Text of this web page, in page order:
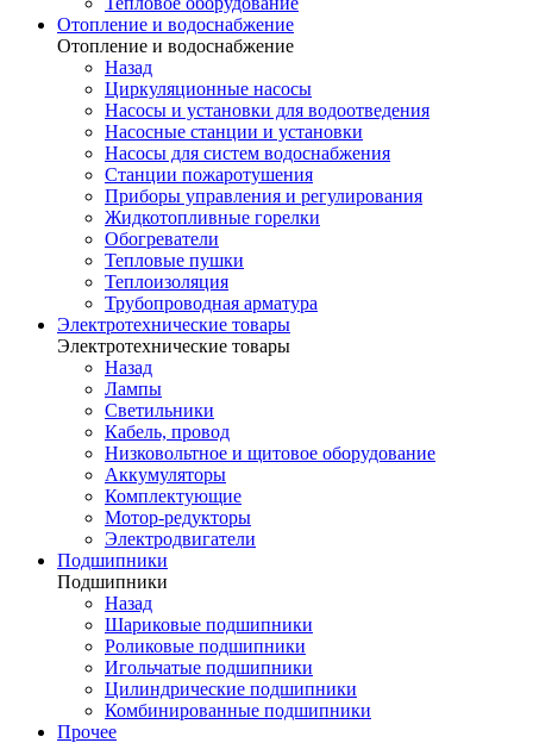
Отопление и водоснабжение
Отопление и водоснабжение
Назад
Циркуляционные насосы
Насосы и установки для водоотведения
Насосные станции и установки
Насосы для систем водоснабжения
Станции пожаротушения
Приборы управления и регулирования
Жидкотопливные горелки
Обогреватели
Тепловые пушки
Теплоизоляция
Трубопроводная арматура
Электротехнические товары
Электротехнические товары
Назад
Лампы
Светильники
Кабель, провод
Низковольтное и щитовое оборудование
Аккумуляторы
Комплектующие
Мотор-редукторы
Электродвигатели
Подшипники
Подшипники
Назад
Шариковые подшипники
Роликовые подшипники
Игольчатые подшипники
Цилиндрические подшипники
Комбинированные подшипники
Прочее